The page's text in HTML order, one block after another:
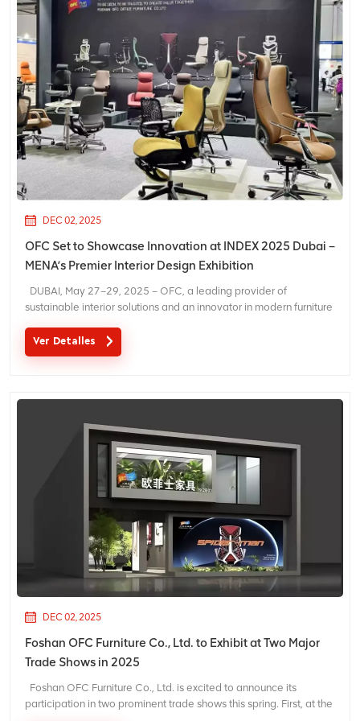
DEC 02, 2025
OFC Set to Showcase Innovation at INDEX 2025 Dubai –
MENA’s Premier Interior Design Exhibition
DUBAI, May 27–29, 2025 – OFC, a leading provider of
sustainable interior solutions and an innovator in modern furniture
Middle East and North Africa (MENA) region’s most influential
interior design and fur...
Ver Detalles
DEC 02, 2025
Foshan OFC Furniture Co., Ltd. to Exhibit at Two Major
Trade Shows in 2025
Foshan OFC Furniture Co., Ltd. is excited to announce its
participation in two prominent trade shows this spring. First, at the